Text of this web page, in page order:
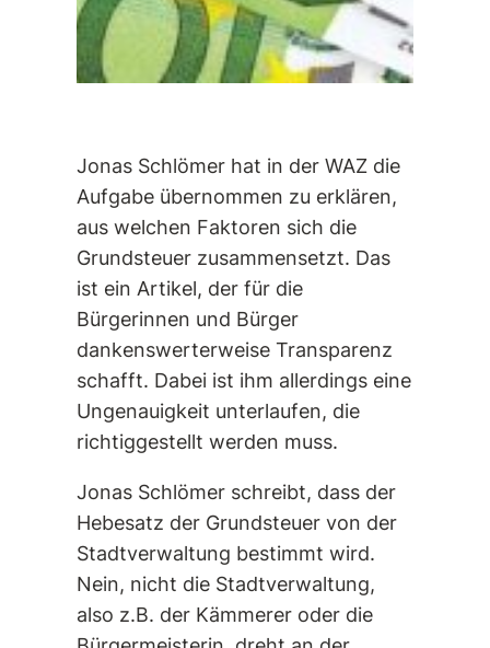
Jonas Schlömer hat in der WAZ die
Aufgabe übernommen zu erklären,
aus welchen Faktoren sich die
Grundsteuer zusammensetzt. Das
ist ein Artikel, der für die
Bürgerinnen und Bürger
dankenswerterweise Transparenz
schafft. Dabei ist ihm allerdings eine
Ungenauigkeit unterlaufen, die
richtiggestellt werden muss.
Jonas Schlömer schreibt, dass der
Hebesatz der Grundsteuer von der
Stadtverwaltung bestimmt wird.
Nein, nicht die Stadtverwaltung,
also z.B. der Kämmerer oder die